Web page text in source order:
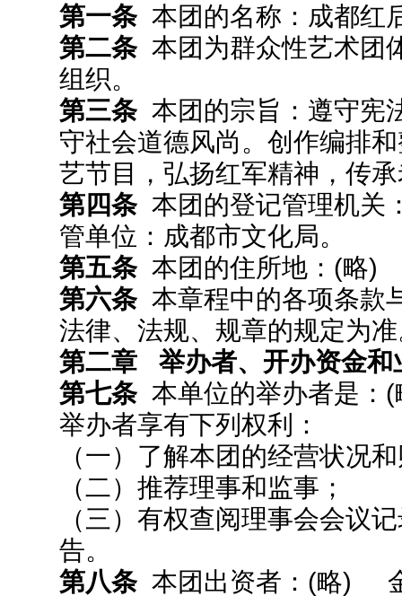
第一条 本团的名称：成都红
第二条 本团为群众性艺术团
组织。
第三条 本团的宗旨：遵守宪
守社会道德风尚。创作编排
艺节目，弘扬红军精神，传
第四条 本团的登记管理机关
管单位：成都市文化局。
第五条 本团的住所地：(略)
第六条 本章程中的各项条款
法律、法规、规章的规定为
第二章 举办者、开办资金和
第七条 本单位的举办者是：(
举办者享有下列权利：
（一）了解本团的经营状况
（二）推荐理事和监事；
（三）有权查阅理事会会议
告。
第八条 本团出资者：(略)